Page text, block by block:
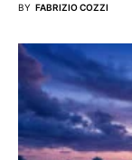
BY FABRIZIO COZZI